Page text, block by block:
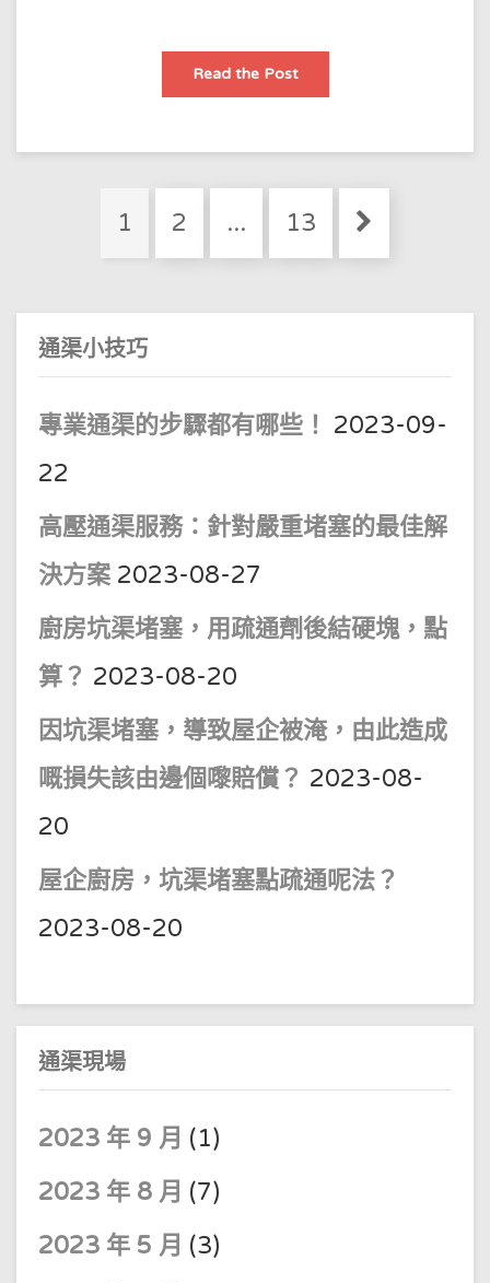
Read the Post管
疏
房
堵
塞
麼
62728207
朗
水
公
paginationPage
1 Page
2 ... Page
13
通渠小技巧
專業通渠的步驟都有哪些！ 2023-09-
22
高壓通渠服務：針對嚴重堵塞的最佳解
決方案 2023-08-27
廚房坑渠堵塞，用疏通劑後結硬塊，點
算？ 2023-08-20
因坑渠堵塞，導致屋企被淹，由此造成
嘅損失該由邊個嚟賠償？ 2023-08-
20
屋企廚房，坑渠堵塞點疏通呢法？
2023-08-20
通渠現場
2023 年 9 月 (1)
2023 年 8 月 (7)
2023 年 5 月 (3)